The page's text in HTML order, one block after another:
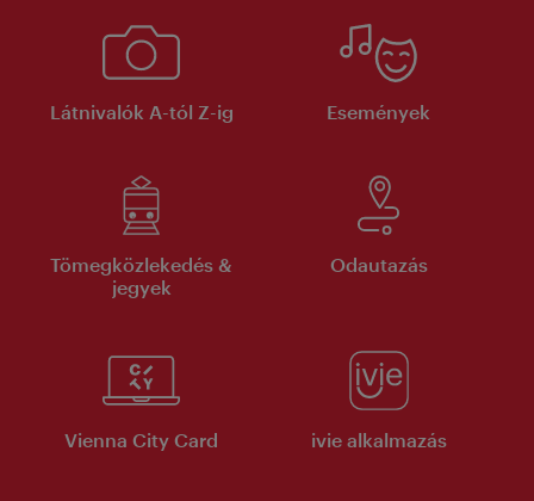
Látnivalók A-tól Z-ig Események
Tömegközlekedés &
jegyek
Odautazás
Vienna City Card ivie alkalmazás